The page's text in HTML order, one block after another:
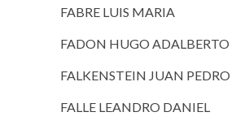
FABRE LUIS MARIA
FADON HUGO ADALBERTO
FALKENSTEIN JUAN PEDRO
FALLE LEANDRO DANIEL